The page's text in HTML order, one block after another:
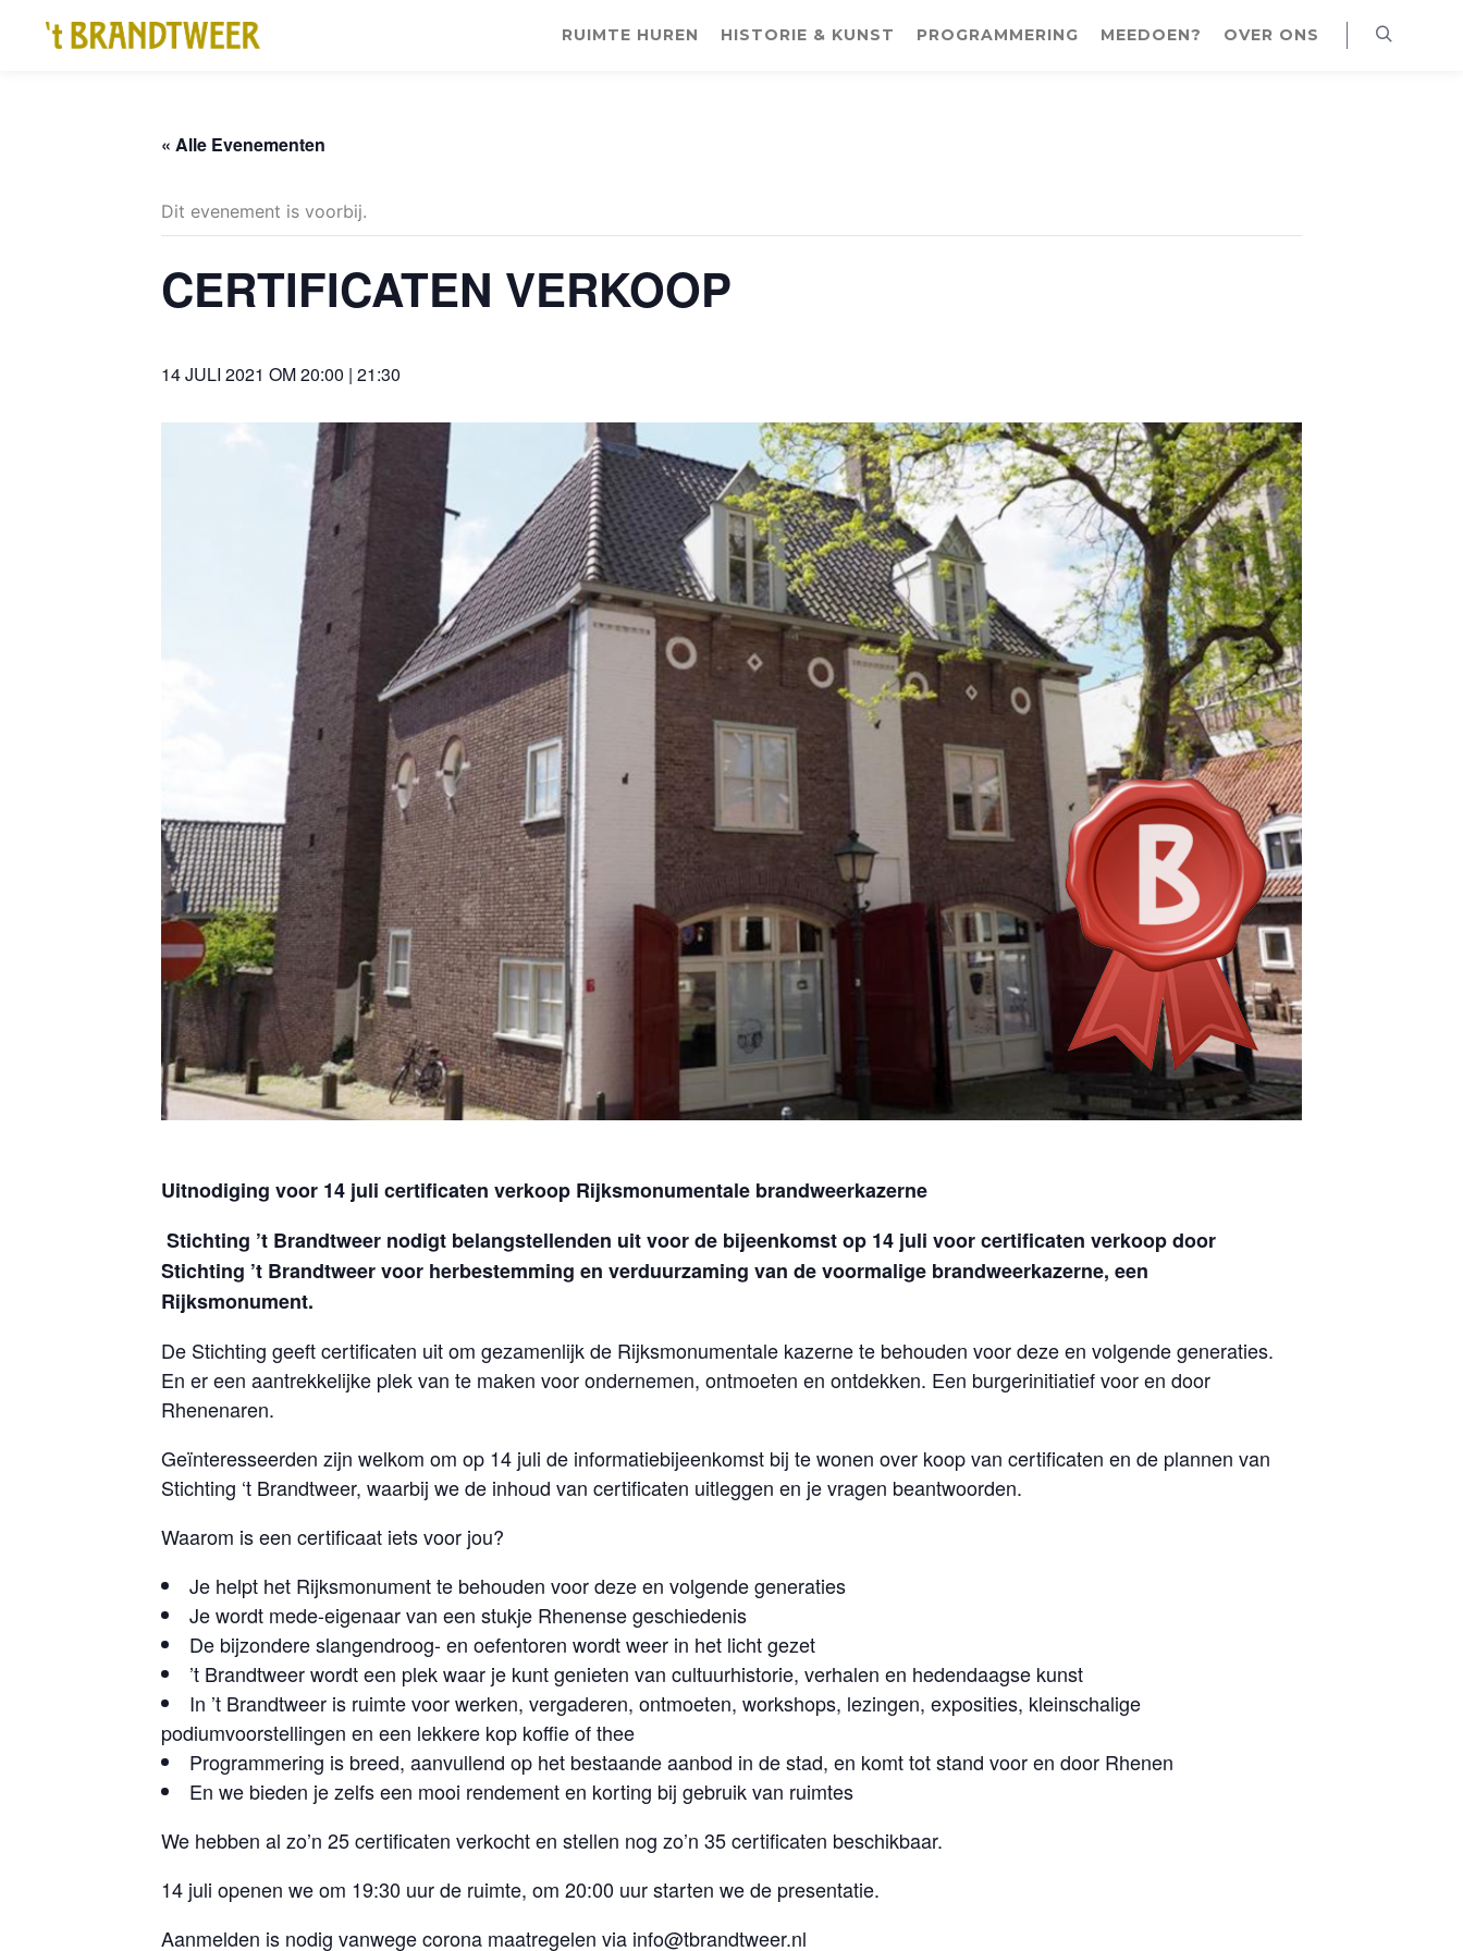
RUIMTE HUREN HISTORIE & KUNST PROGRAMMERING MEEDOEN? OVER ONS
« Alle Evenementen
Dit evenement is voorbij.
CERTIFICATEN VERKOOP
14 JULI 2021 OM 20:00 | 21:30
Uitnodiging voor 14 juli certificaten verkoop Rijksmonumentale brandweerkazerne
Stichting ’t Brandtweer nodigt belangstellenden uit voor de bijeenkomst op 14 juli voor certificaten verkoop door
Stichting ’t Brandtweer voor herbestemming en verduurzaming van de voormalige brandweerkazerne, een
Rijksmonument.
De Stichting geeft certificaten uit om gezamenlijk de Rijksmonumentale kazerne te behouden voor deze en volgende generaties.
En er een aantrekkelijke plek van te maken voor ondernemen, ontmoeten en ontdekken. Een burgerinitiatief voor en door
Rhenenaren.
Geïnteresseerden zijn welkom om op 14 juli de informatiebijeenkomst bij te wonen over koop van certificaten en de plannen van
Stichting ‘t Brandtweer, waarbij we de inhoud van certificaten uitleggen en je vragen beantwoorden.
Waarom is een certificaat iets voor jou?
Je helpt het Rijksmonument te behouden voor deze en volgende generaties
Je wordt mede-eigenaar van een stukje Rhenense geschiedenis
De bijzondere slangendroog- en oefentoren wordt weer in het licht gezet
’t Brandtweer wordt een plek waar je kunt genieten van cultuurhistorie, verhalen en hedendaagse kunst
In ’t Brandtweer is ruimte voor werken, vergaderen, ontmoeten, workshops, lezingen, exposities, kleinschalige
podiumvoorstellingen en een lekkere kop koffie of thee
Programmering is breed, aanvullend op het bestaande aanbod in de stad, en komt tot stand voor en door Rhenen
En we bieden je zelfs een mooi rendement en korting bij gebruik van ruimtes
We hebben al zo’n 25 certificaten verkocht en stellen nog zo’n 35 certificaten beschikbaar.
14 juli openen we om 19:30 uur de ruimte, om 20:00 uur starten we de presentatie.
Aanmelden is nodig vanwege corona maatregelen via info@tbrandtweer.nl